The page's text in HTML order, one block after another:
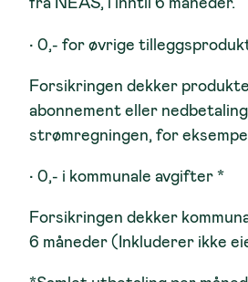
• 0,- for øvrige
Forsikringen dekker
abonnement eller
strømregningen, for
• 0,- i kommunale avgifter *
Forsikringen dekker
6 måneder (Inkluderer ikke